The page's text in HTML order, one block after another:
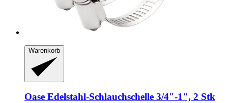
Warenkorb
Oase Edelstahl-​Schlauchschelle 3/4"-​1", 2 Stk